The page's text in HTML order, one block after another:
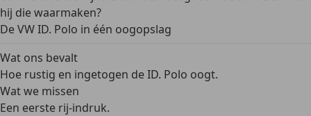
hij die waarmaken?
De VW ID. Polo in één oogopslag
Wat ons bevalt
Hoe rustig en ingetogen de ID. Polo oogt.
Wat we missen
Een eerste rij-indruk.